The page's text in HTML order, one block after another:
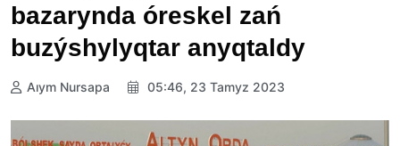
bazarynda óreskel zań
buzýshylyqtar anyqtaldy
Aıym Nursapa 05:46, 23 Tamyz 2023